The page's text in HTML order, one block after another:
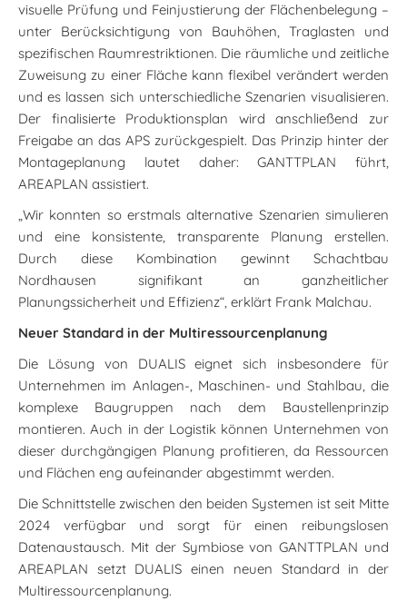
visuelle Prüfung und Feinjustierung der Flächenbelegung –
unter Berücksichtigung von Bauhöhen, Traglasten und
spezifischen Raumrestriktionen. Die räumliche und zeitliche
Zuweisung zu einer Fläche kann flexibel verändert werden
und es lassen sich unterschiedliche Szenarien visualisieren.
Der finalisierte Produktionsplan wird anschließend zur
Freigabe an das APS zurückgespielt. Das Prinzip hinter der
Montageplanung lautet daher: GANTTPLAN führt,
AREAPLAN assistiert.
„Wir konnten so erstmals alternative Szenarien simulieren
und eine konsistente, transparente Planung erstellen.
Durch diese Kombination gewinnt Schachtbau
Nordhausen signifikant an ganzheitlicher
Planungssicherheit und Effizienz“, erklärt Frank Malchau.
Neuer Standard in der Multiressourcenplanung
Die Lösung von DUALIS eignet sich insbesondere für
Unternehmen im Anlagen-, Maschinen- und Stahlbau, die
komplexe Baugruppen nach dem Baustellenprinzip
montieren. Auch in der Logistik können Unternehmen von
dieser durchgängigen Planung profitieren, da Ressourcen
und Flächen eng aufeinander abgestimmt werden.
Die Schnittstelle zwischen den beiden Systemen ist seit Mitte
2024 verfügbar und sorgt für einen reibungslosen
Datenaustausch. Mit der Symbiose von GANTTPLAN und
AREAPLAN setzt DUALIS einen neuen Standard in der
Multiressourcenplanung.